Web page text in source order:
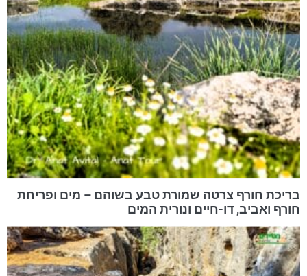
בריכת חורף צרטה שמורת טבע בשוהם – מים ופריחת
חורף ואביב, דו-חיים ונורית המים